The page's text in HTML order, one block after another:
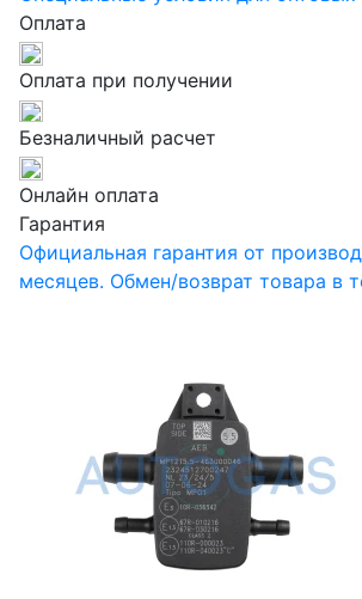
Оплата
Оплата при получении
Безналичный расчет
Онлайн оплата
Гарантия
Официальная гарантия от
месяцев. Обмен/возврат товара в